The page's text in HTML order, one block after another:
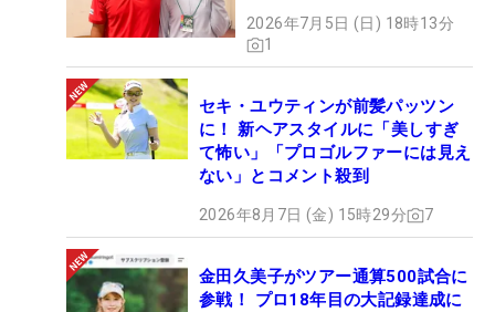
2026年7月5日 (日) 18時13分
1
セキ・ユウティンが前髪パッツン
に！ 新ヘアスタイルに「美しすぎ
て怖い」「プロゴルファーには見え
ない」とコメント殺到
2026年8月7日 (金) 15時29分 7
金田久美子がツアー通算500試合に
参戦！ プロ18年目の大記録達成に